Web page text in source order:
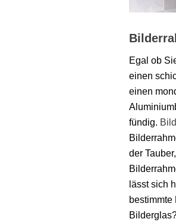
Egal ob
einen
einen
fündig.
der
lässt sich